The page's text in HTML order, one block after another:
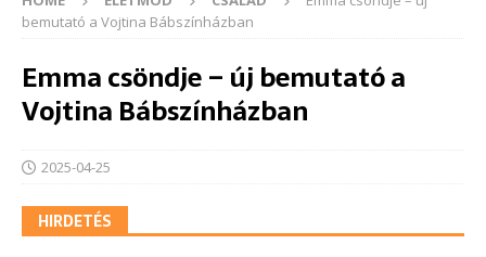
bemutató a Vojtina Bábszínházban
Emma csöndje – új bemutató a
Vojtina Bábszínházban
2025-04-25
HIRDETÉS